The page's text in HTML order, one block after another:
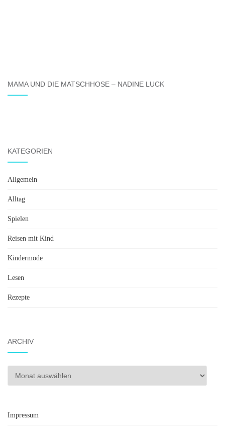
MAMA UND DIE MATSCHHOSE – NADINE LUCK
KATEGORIEN
Allgemein
Alltag
Spielen
Reisen mit Kind
Kindermode
Lesen
Rezepte
ARCHIV
Archiv
Impressum